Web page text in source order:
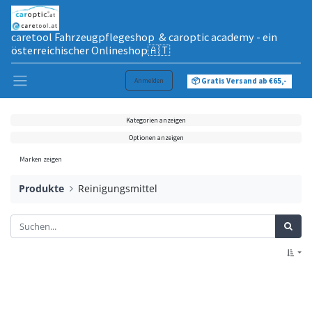
caretool Fahrzeugpflegeshop & caroptic academy - ein
österreichischer Onlineshop🇦🇹
Anmelden 📦 Gratis Versand ab €65,-
Kategorien anzeigen
Optionen anzeigen
Marken zeigen
Produkte Reinigungsmittel